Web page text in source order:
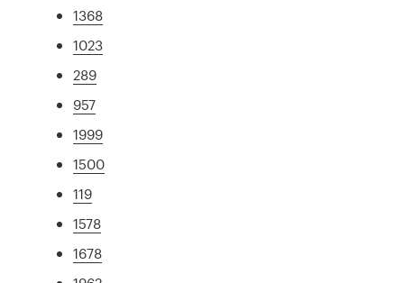
1368
1023
289
957
1999
1500
119
1578
1678